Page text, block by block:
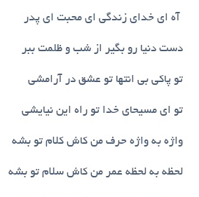
آه ای خدای زندگی ای محبت ای پدر
دست دنیا رو بگیر از شب و ظلمت ببر
تو پاکی بی انتها تو عشق در آرامشی
تو ای مسیحای خدا تو راه این نیایشی
واژه به واژه حرف من کاش کلام تو بشه
لحظه به لحظه عمر من کاش سلام تو بشه